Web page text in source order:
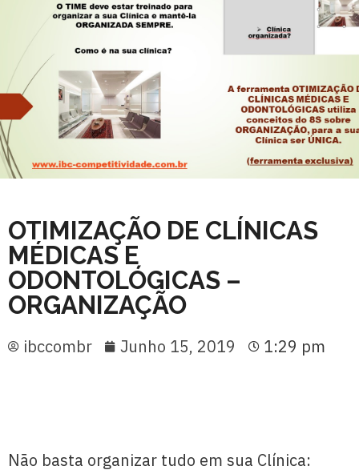
OTIMIZAÇÃO DE CLÍNICAS
MÉDICAS E
ODONTOLÓGICAS –
ORGANIZAÇÃO
ibccombr Junho 15, 2019 1:29 pm
Não basta organizar tudo em sua Clínica: